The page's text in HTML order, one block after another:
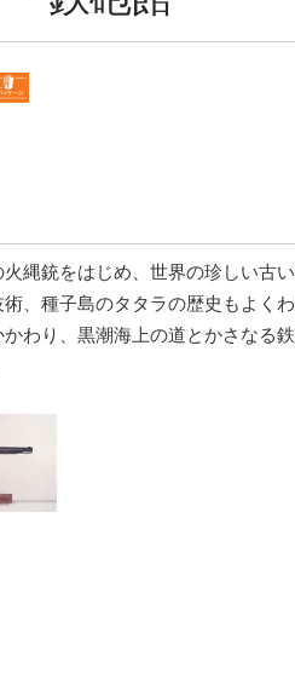
縄銃をはじめ、世界の珍しい古
、種子島のタタラの歴史もよく
わり、黒潮海上の道とかさなる